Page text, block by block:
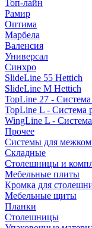
Топ-лайн
Рамир
Оптима
Марбела
Валенсия
Универсал
Синхро
SlideLine 55 Hettich
SlideLine M Hettich
TopLine 27 -
TopLine L - Система
WingLine L -
Прочее
Системы для
Складные
Столешницы и
Мебельные плиты
Кромка для
Мебельные щиты
Планки
Столешницы